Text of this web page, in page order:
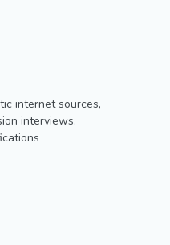
internet sources,
interviews.